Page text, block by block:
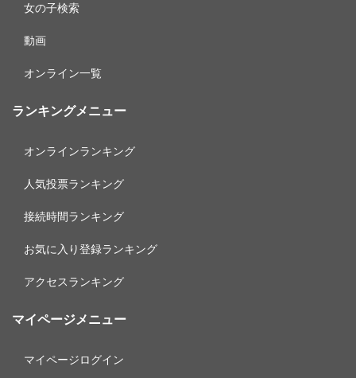
女の子検索
動画
オンライン一覧
ランキングメニュー
オンラインランキング
人気投票ランキング
接続時間ランキング
お気に入り登録ランキング
アクセスランキング
マイページメニュー
マイページログイン